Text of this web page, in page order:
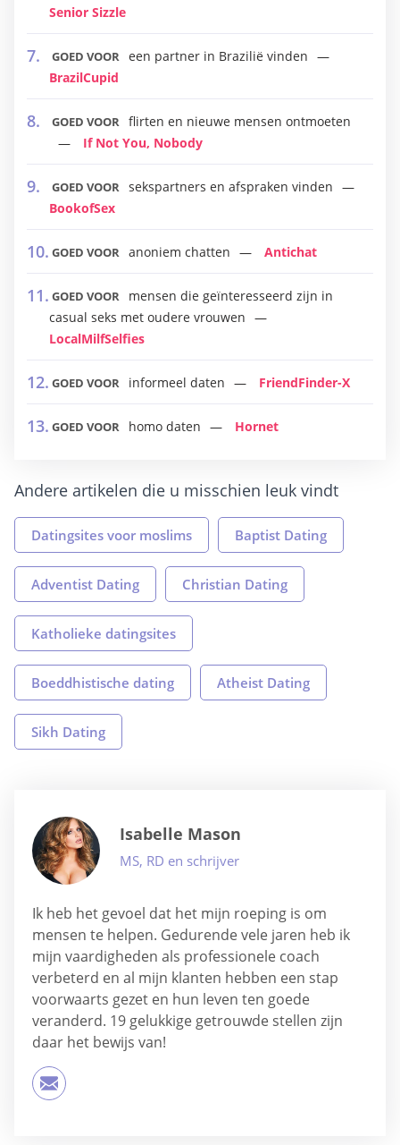
Senior Sizzle
GOED VOOR een partner in Brazilië vinden
BrazilCupid
GOED VOOR flirten en nieuwe mensen ontmoeten
If Not You, Nobody
GOED VOOR sekspartners en afspraken vinden
BookofSex
GOED VOOR anoniem chatten Antichat
GOED VOOR
mensen die geïnteresseerd zijn in
casual seks met oudere vrouwen
LocalMilfSelfies
GOED VOOR informeel daten FriendFinder-X
GOED VOOR homo daten Hornet
Andere artikelen die u misschien leuk vindt
Datingsites voor moslims Baptist Dating
Adventist Dating Christian Dating
Katholieke datingsites
Boeddhistische dating Atheist Dating
Sikh Dating
Isabelle Mason
MS, RD en schrijver
Ik heb het gevoel dat het mijn roeping is om
mensen te helpen. Gedurende vele jaren heb ik
mijn vaardigheden als professionele coach
verbeterd en al mijn klanten hebben een stap
voorwaarts gezet en hun leven ten goede
veranderd. 19 gelukkige getrouwde stellen zijn
daar het bewijs van!